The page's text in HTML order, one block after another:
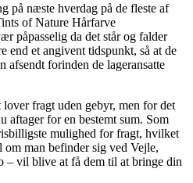
på næste hverdag på de fleste af
of Nature Hårfarve
påpasselig da det står og falder
end et angivent tidspunkt, så at de
afsendt forinden de lageransatte
fragt uden gebyr, men for det
aftager for en bestemt sum. Som
mulighed for fragt, hvilket
om man befinder sig ved Vejle,
– vil blive at få dem til at bringe din